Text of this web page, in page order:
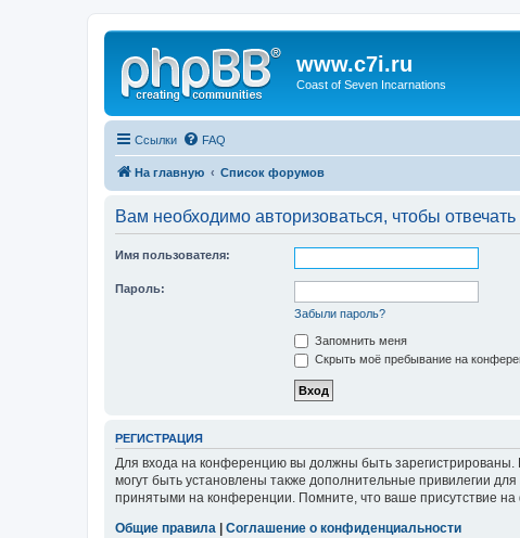
www.c7i.ru
Coast of Seven Incarnations
Ссылки FAQ
На главную Список форумов
Вам необходимо авторизоваться, чтобы
Имя пользователя:
Пароль:
Забыли пароль?
Запомнить меня
Скрыть моё пребывание на
РЕГИСТРАЦИЯ
Для входа на конференцию вы должны быть зарегистрированы.
могут быть установлены также дополнительные привилегии
принятыми на конференции. Помните, что ваше присутствие
Общие правила
Соглашение о конфиденциальности